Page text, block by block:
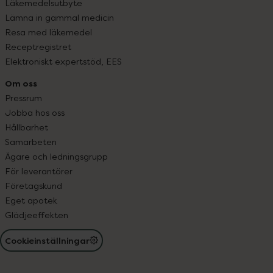
Läkemedelsutbyte
Lämna in gammal medicin
Resa med läkemedel
Receptregistret
Elektroniskt expertstöd, EES
Om oss
Pressrum
Jobba hos oss
Hållbarhet
Samarbeten
Ägare och ledningsgrupp
För leverantörer
Företagskund
Eget apotek
Glädjeeffekten
Cookieinställningar